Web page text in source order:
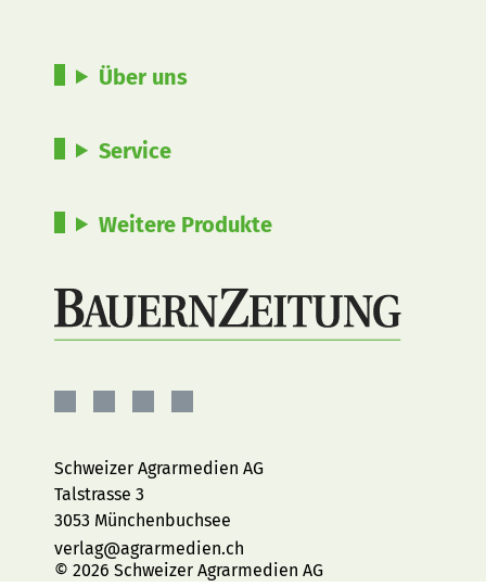
Über uns
Service
Weitere Produkte
Facebook
InstagramYouTubeLinkedIn
Schweizer Agrarmedien AG
Talstrasse 3
3053 Münchenbuchsee
verlag@agrarmedien.ch
© 2026 Schweizer Agrarmedien AG